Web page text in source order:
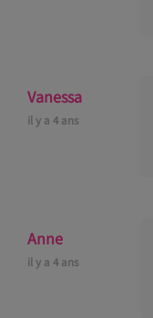
Vanessa
il y a 4 ans
Anne
il y a 4 ans